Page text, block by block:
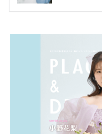
ため、比較せ
一番お得？」
解決します
ング